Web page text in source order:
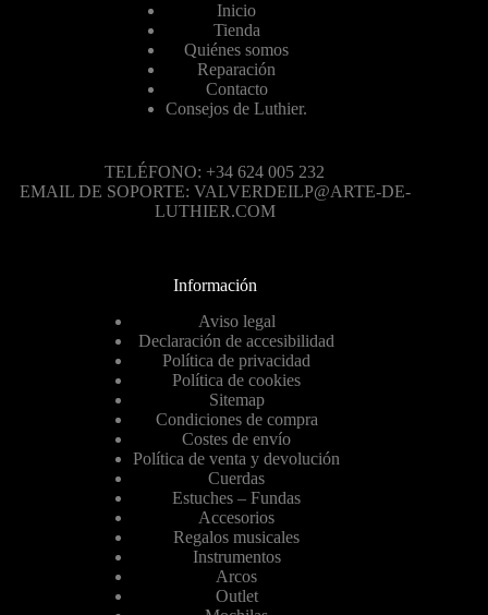
Inicio
Tienda
Quiénes somos
Reparación
Contacto
Consejos de Luthier.
TELÉFONO: +34 624 005 232
EMAIL DE SOPORTE: VALVERDEILP@ARTE-DE-
LUTHIER.COM
Información
Aviso legal
Declaración de accesibilidad
Política de privacidad
Política de cookies
Sitemap
Condiciones de compra
Costes de envío
Política de venta y devolución
Cuerdas
Estuches – Fundas
Accesorios
Regalos musicales
Instrumentos
Arcos
Outlet